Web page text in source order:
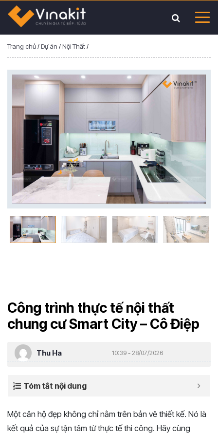
Trang chủ/Dự án /Nội Thất/
Công trình thực tế nội thất
chung cư Smart City – Cô Điệp
Thu Ha 10:39 - 28/07/2026
Tóm tắt nội dung
Một căn hộ đẹp không chỉ nằm trên bản vẽ thiết kế. Nó là
kết quả của sự tận tâm từ thực tế thi công. Hãy cùng